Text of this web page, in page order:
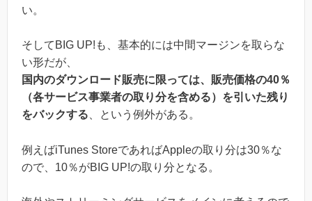
い。
そしてBIG UP!も、基本的には中間マージンを取らな
い形だが、
国内のダウンロード販売に限っては、販売価格の40％
（各サービス事業者の取り分を含める）を引いた残り
をバックする 、という例外がある。
例えばiTunes StoreであればAppleの取り分は30％な
ので、10％がBIG UP!の取り分となる。